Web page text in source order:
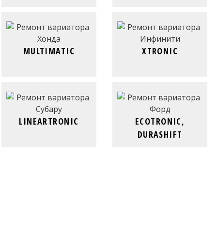
MULTIMATIC XTRONIC
LINEARTRONIC
ECOTRONIC,
DURASHIFT